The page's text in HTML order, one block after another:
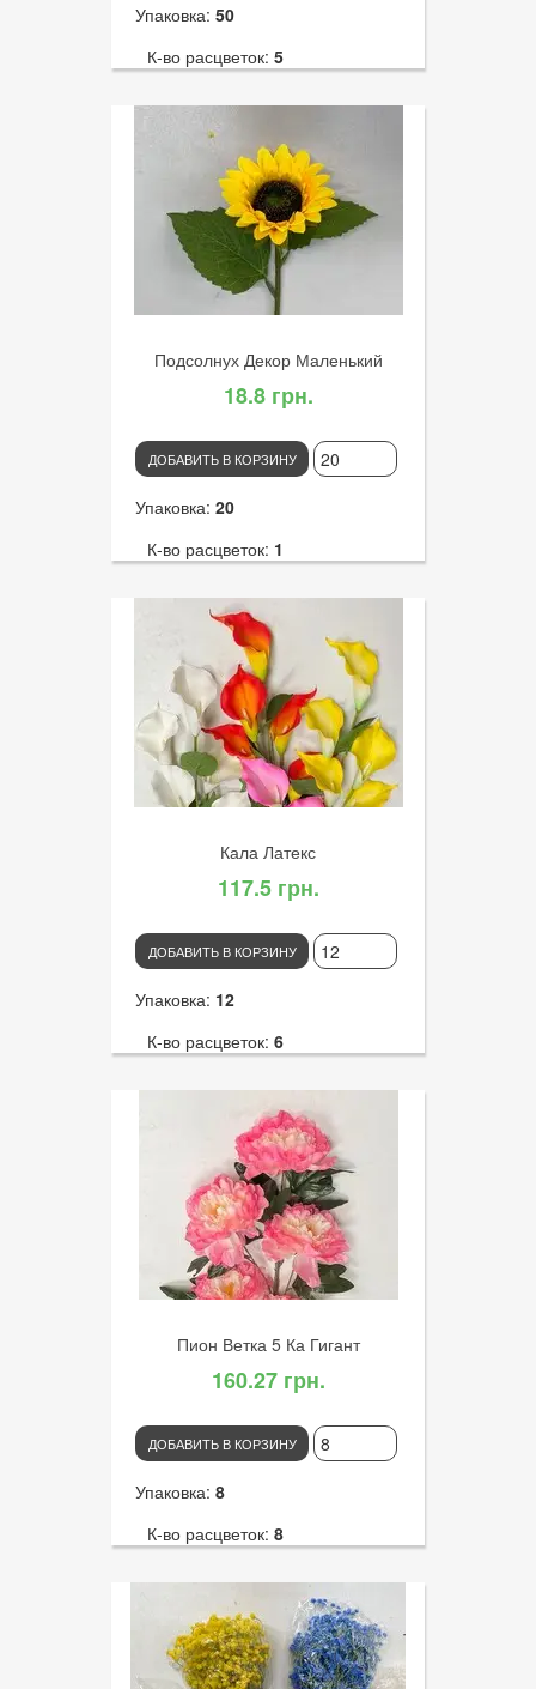
Упаковка: 50
К-во расцветок: 5
К-во голов:
3206
Диаметр цветка:5
Подсолнух Декор Маленький
18.8 грн.
ДОБАВИТЬ В КОРЗИНУ
Упаковка: 20
К-во расцветок: 1
К-во голов:1
Артикул:3068
Диаметр цветка:9
Кала Латекс
117.5 грн.
ДОБАВИТЬ В КОРЗИНУ
Упаковка: 12
К-во расцветок: 6
2901
Диаметр цветка:15
Пион Ветка 5 Ка Гигант
160.27 грн.
ДОБАВИТЬ В КОРЗИНУ
Упаковка: 8
К-во расцветок: 8
К-во голов:5
Артикул:2905